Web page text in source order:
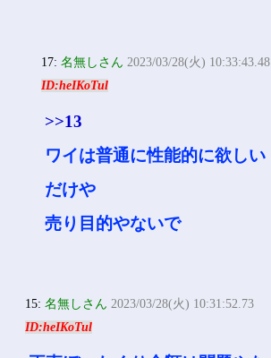
17:名無しさん 2023/03/28(火) 10:33:43.48
ID:heIKoTul
>>13
ワイは普通に性能的に欲しい
だけや
売り目的やないで
15:名無しさん 2023/03/28(火) 10:31:52.73
ID:heIKoTul